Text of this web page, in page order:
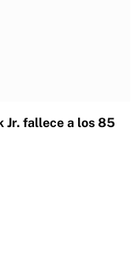
Jr. fallece a los 85